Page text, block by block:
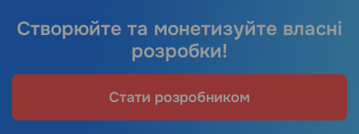
Створюйте та монетизуйте власні
розробки!
Стати розробником